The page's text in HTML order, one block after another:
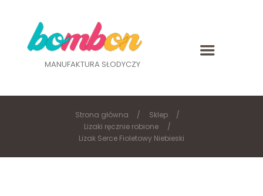
MANUFAKTURA SŁODYCZY
Strona główna
Sklep
Lizaki ręcznie robione
Lizak Serce Fioletowy Niebieski